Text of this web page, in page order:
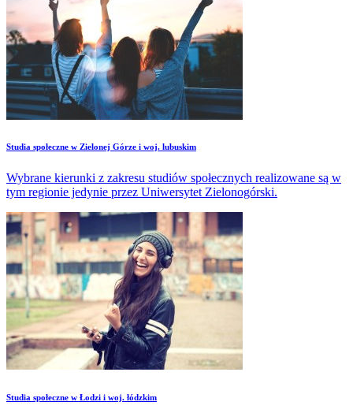
Studia społeczne w Zielonej Górze i woj. lubuskim
Wybrane kierunki z zakresu studiów społecznych realizowane są w
tym regionie jedynie przez Uniwersytet Zielonogórski.
Studia społeczne w Łodzi i woj. łódzkim